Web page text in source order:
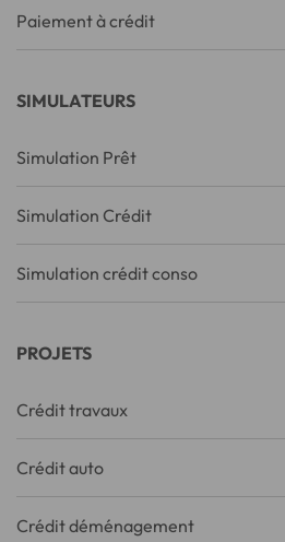
Paiement à crédit
SIMULATEURS
Simulation Prêt
Simulation Crédit
Simulation crédit conso
PROJETS
Crédit travaux
Crédit auto
Crédit déménagement